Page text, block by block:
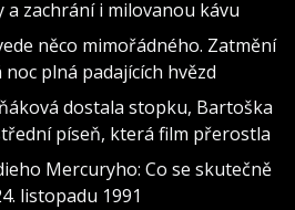
a zachrání i milovanou kávu
něco mimořádného. Zatmění
plná padajících hvězd
dostala stopku, Bartoška
píseň, která film přerostla
Mercuryho: Co se skutečně
listopadu 1991